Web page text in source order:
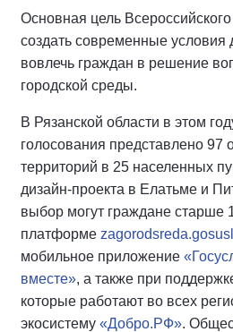
Основная цель
создать современные условия
вовлечь граждан в решение
городской среды.
В Рязанской области в этом
голосования представлено 97
территорий в 25 населенных
дизайн-проекта в Елатьме и
выбор могут граждане старше
платформе
мобильное приложение
вместе», а также при
которые работают во всех
экосистему «Добро.РФ».